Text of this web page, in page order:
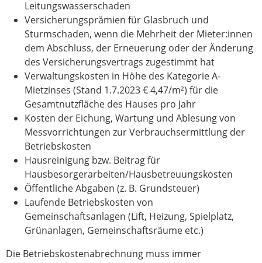
Leitungswasserschaden
Versicherungsprämien für Glasbruch und
Sturmschaden, wenn die Mehrheit der Mieter:innen
dem Abschluss, der Erneuerung oder der Änderung
des Versicherungsvertrags zugestimmt hat
Verwaltungskosten in Höhe des Kategorie A-
Mietzinses (Stand 1.7.2023 € 4,47/m²) für die
Gesamtnutzfläche des Hauses pro Jahr
Kosten der Eichung, Wartung und Ablesung von
Messvorrichtungen zur Verbrauchsermittlung der
Betriebskosten
Hausreinigung bzw. Beitrag für
Hausbesorgerarbeiten/Hausbetreuungskosten
Öffentliche Abgaben (z. B. Grundsteuer)
Laufende Betriebskosten von
Gemeinschaftsanlagen (Lift, Heizung, Spielplatz,
Grünanlagen, Gemeinschaftsräume etc.)
Die Betriebskostenabrechnung muss immer